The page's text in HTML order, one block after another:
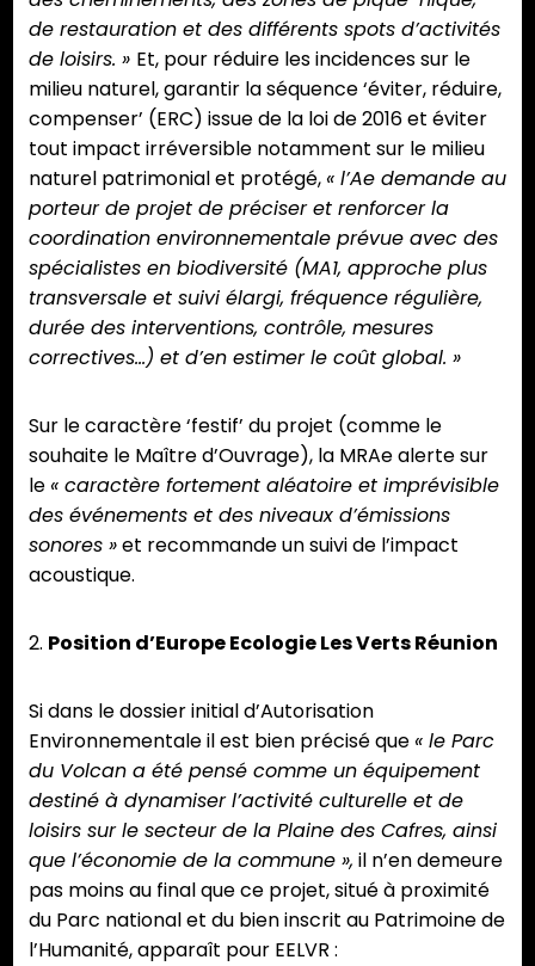
de restauration et des différents spots d’activités
de loisirs. » Et, pour réduire les incidences sur le
milieu naturel, garantir la séquence ‘éviter, réduire,
compenser’ (ERC) issue de la loi de 2016 et éviter
tout impact irréversible notamment sur le milieu
naturel patrimonial et protégé,« l’Ae demande au
porteur de projet de préciser et renforcer la
coordination environnementale prévue avec des
spécialistes en biodiversité (MA1, approche plus
transversale et suivi élargi, fréquence régulière,
durée des interventions, contrôle, mesures
correctives…) et d’en estimer le coût global. »
Sur le caractère ‘festif’ du projet (comme le
souhaite le Maître d’Ouvrage), la MRAe alerte sur
le« caractère fortement aléatoire et imprévisible
des événements et des niveaux d’émissions
sonores »et recommande un suivi de l’impact
acoustique.
2. Position d’Europe Ecologie Les Verts Réunion
Si dans le dossier initial d’Autorisation
Environnementale il est bien précisé que« le Parc
du Volcan a été pensé comme un équipement
destiné à dynamiser l’activité culturelle et de
loisirs sur le secteur de la Plaine des Cafres, ainsi
que l’économie de la commune », il n’en demeure
pas moins au final que ce projet, situé à proximité
du Parc national et du bien inscrit au Patrimoine de
l’Humanité, apparaît pour EELVR :